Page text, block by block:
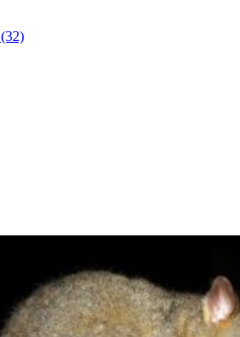
(32)